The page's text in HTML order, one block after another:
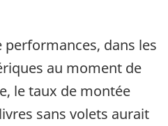
performances, dans les
au moment de
le taux de montée
sans volets aurait